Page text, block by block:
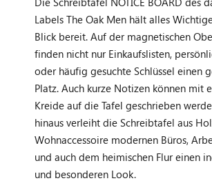
Labels The Oak Men hält alles
Blick bereit. Auf der magnetischen
finden nicht nur Einkaufslisten,
oder häufig gesuchte Schlüssel einen
Platz. Auch kurze Notizen können mit
Kreide auf die Tafel geschrieben
hinaus verleiht die Schreibtafel aus
Wohnaccessoire modernen Büros,
und auch dem heimischen Flur einen
und besonderen Look.